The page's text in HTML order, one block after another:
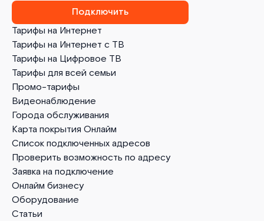
Тарифы на Интернет
Тарифы на Интернет с ТВ
Тарифы на Цифровое ТВ
Тарифы для всей семьи
Промо-тарифы
Видеонаблюдение
Города обслуживания
Карта покрытия Онлайм
Список подключенных адресов
Проверить возможность по адресу
Заявка на подключение
Онлайм бизнесу
Оборудование
Статьи
Подключить